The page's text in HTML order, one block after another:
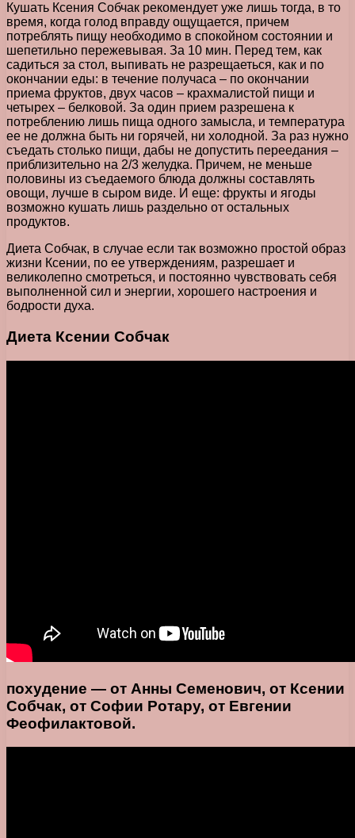
Кушать Ксения Собчак рекомендует уже лишь тогда, в то
время, когда голод вправду ощущается, причем
потреблять пищу необходимо в спокойном состоянии и
шепетильно пережевывая. За 10 мин. Перед тем, как
садиться за стол, выпивать не разрещаеться, как и по
окончании еды: в течение получаса – по окончании
приема фруктов, двух часов – крахмалистой пищи и
четырех – белковой. За один прием разрешена к
потреблению лишь пища одного замысла, и температура
ее не должна быть ни горячей, ни холодной. За раз нужно
съедать столько пищи, дабы не допустить переедания –
приблизительно на 2/3 желудка. Причем, не меньше
половины из съедаемого блюда должны составлять
овощи, лучше в сыром виде. И еще: фрукты и ягоды
возможно кушать лишь раздельно от остальных
продуктов.
Диета Собчак, в случае если так возможно простой образ
жизни Ксении, по ее утверждениям, разрешает и
великолепно смотреться, и постоянно чувствовать себя
выполненной сил и энергии, хорошего настроения и
бодрости духа.
Диета Ксении Собчак
похудение — от Анны Семенович, от Ксении
Собчак, от Софии Ротару, от Евгении
Феофилактовой.